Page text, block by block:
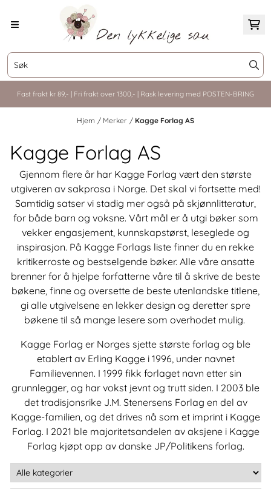
Fast frakt kr 89,- | Fri frakt over 1300,- | Rask levering med POSTEN-BRING
Hjem / Merker / Kagge Forlag AS
Kagge Forlag AS
Gjennom flere år har Kagge Forlag vært den største
utgiveren av sakprosa i Norge. Det skal vi fortsette med!
Samtidig satser vi stadig mer også på skjønnlitteratur,
for både barn og voksne. Vårt mål er å utgi bøker som
vekker engasjement, kunnskapstørst, leseglede og
inspirasjon. På Kagge Forlags liste finner du en rekke
kritikerroste og bestselgende bøker. Alle våre ansatte
brenner for å hjelpe forfatterne våre til å skrive de beste
bøkene, finne og oversette de beste utenlandske titlene,
gi alle utgivelsene en lekker design og deretter spre
bøkene til så mange lesere som overhodet mulig.
Kagge Forlag er Norges sjette største forlag og ble
etablert av Erling Kagge i 1996, under navnet
Familievennen. I 1999 fikk forlaget navn etter sin
grunnlegger, og har vokst jevnt og trutt siden. I 2003 ble
det tradisjonsrike J.M. Stenersens Forlag en del av
Kagge-familien, og det drives nå som et imprint i Kagge
Forlag. I 2021 ble majoritetsandelen av aksjene i Kagge
Forlag kjøpt opp av danske JP/Politikens forlag.